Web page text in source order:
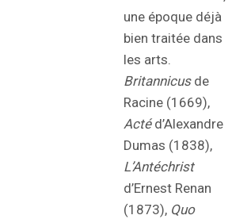
une époque déjà
bien traitée dans
les arts.
Britannicusde
Racine (1669),
Actéd’Alexandre
Dumas (1838),
L’Antéchrist
d’Ernest Renan
(1873), Quo